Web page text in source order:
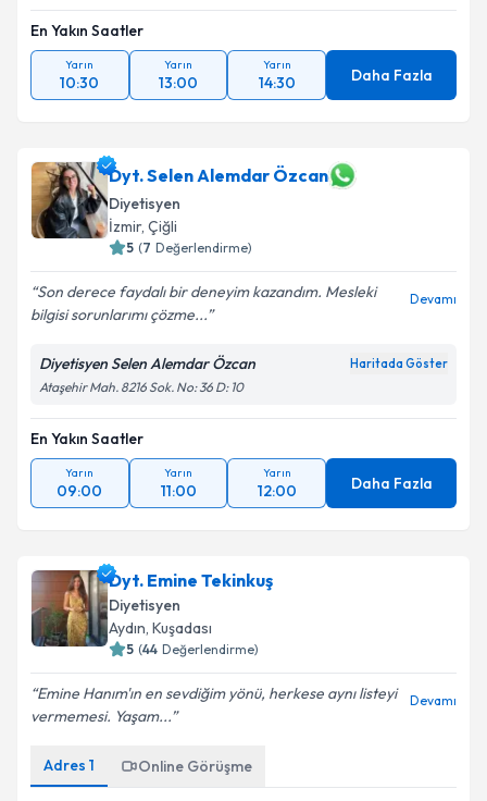
En Yakın Saatler
Yarın
10:30
Yarın
13:00
Yarın
14:30 Daha Fazla
Dyt. Selen Alemdar Özcan
Diyetisyen
İzmir,Çiğli
( Değerlendirme)
Son derece faydalı bir deneyim kazandım. Mesleki
bilgisi sorunlarımı çözme...
Diyetisyen Selen Alemdar Özcan
Ataşehir Mah. 8216 Sok. No: 36 D: 10
En Yakın Saatler
Yarın
09:00
Yarın
11:00
Yarın
12:00 Daha Fazla
Dyt. Emine Tekinkuş
Diyetisyen
Aydın, Kuşadası
( Değerlendirme)
Emine Hanım'ın en sevdiğim yönü, herkese aynı listeyi
vermemesi. Yaşam...
Adres 1 Online Görüşme